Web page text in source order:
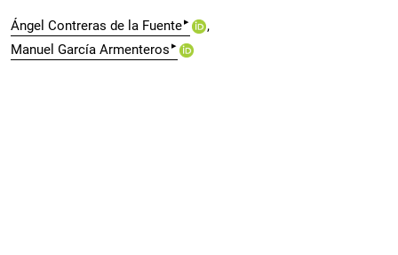
Ángel Contreras de la Fuente▸
Manuel García Armenteros ▸